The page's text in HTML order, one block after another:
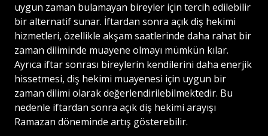
uygun zaman bulamayan bireyler için tercih edilebilir
bir alternatif sunar. İftardan sonra açık diş hekimi
hizmetleri, özellikle akşam saatlerinde daha rahat bir
zaman diliminde muayene olmayı mümkün kılar.
Ayrıca iftar sonrası bireylerin kendilerini daha enerjik
hissetmesi, diş hekimi muayenesi için uygun bir
zaman dilimi olarak değerlendirilebilmektedir. Bu
nedenle iftardan sonra açık diş hekimi arayışı
Ramazan döneminde artış gösterebilir.